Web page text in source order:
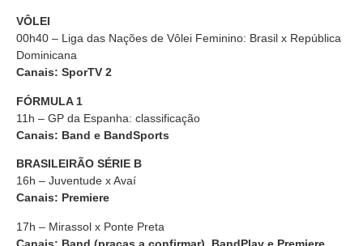
VÔLEI
00h40 – Liga das Nações de Vôlei Feminino: Brasil x República
Dominicana
Canais: SporTV 2
FÓRMULA 1
11h – GP da Espanha: classificação
Canais: Band e BandSports
BRASILEIRÃO SÉRIE B
16h – Juventude x Avaí
Canais: Premiere
17h – Mirassol x Ponte Preta
Canais: Band (praças a confirmar), BandPlay e Premiere